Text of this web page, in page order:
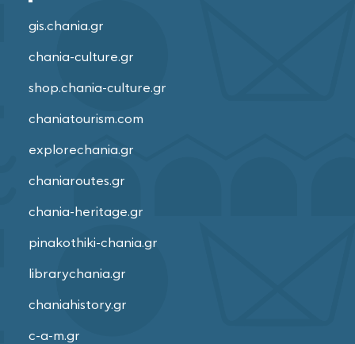
gis.chania.gr
chania-culture.gr
shop.chania-culture.gr
chaniatourism.com
explorechania.gr
chaniaroutes.gr
chania-heritage.gr
pinakothiki-chania.gr
librarychania.gr
chaniahistory.gr
c-a-m.gr